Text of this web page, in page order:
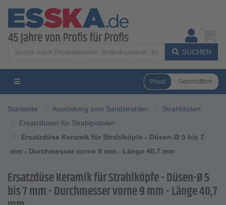
SUCHEN
Privat Geschäftlich
Startseite Ausrüstung zum Sandstrahlen
Strahldüsen
Ersatzdüsen für Strahlpistolen
Ersatzdüse Keramik für Strahlköpfe - Düsen-Ø 5 bis 7
mm - Durchmesser vorne 9 mm - Länge 40,7 mm
Ersatzdüse Keramik für Strahlköpfe - Düsen-Ø 5
bis 7 mm - Durchmesser vorne 9 mm - Länge 40,7